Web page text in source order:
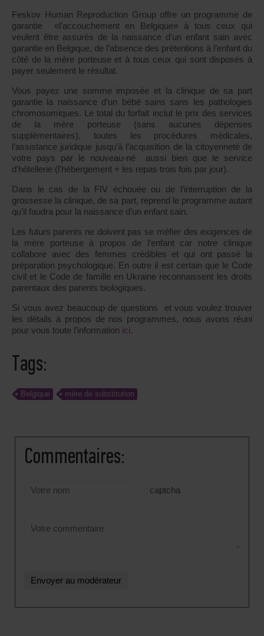
Feskov Human Reproduction Group offre un programme de
garantie «l’accouchement en Belgique» à tous ceux qui
veulent être assurés de la naissance d’un enfant sain avec
garantie en Belgique, de l’absence des prétentions à l’enfant du
côté de la mère porteuse et à tous ceux qui sont disposés à
payer seulement le résultat.
Vous payez une somme imposée et la clinique de sa part
garantie la naissance d’un bébé sains sans les pathologies
chromosomiques. Le total du forfait inclut le prix des services
de la mère porteuse (sans aucunes dépenses
supplémentaires), toutes les procédures médicales,
l’assistance juridique jusqu’à l’acquisition de la citoyenneté de
votre pays par le nouveau-né aussi bien que le service
d'hôtellerie (l'hébergement + les repas trois fois par jour).
Dans le cas de la FIV échouée ou de l’interruption de la
grossesse la clinique, de sa part, reprend le programme autant
qu’il faudra pour la naissance d’un enfant sain.
Les futurs parents ne doivent pas se méfier des exigences de
la mère porteuse à propos de l’enfant car notre clinique
collabore avec des femmes crédibles et qui ont passé la
préparation psychologique. En outre il est certain que le Code
civil et le Code de famille en Ukraine reconnaissent les droits
parentaux des parents biologiques.
Si vous avez beaucoup de questions et vous voulez trouver
les détails à propos de nos programmes, nous avons réuni
pour vous toute l’information ici.
Tags:
Belgique mère de substitution
Сommentaires:
captcha